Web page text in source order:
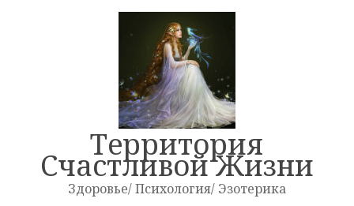
Территория
Счастливой Жизни
Здоровье/ Психология/ Эзотерика